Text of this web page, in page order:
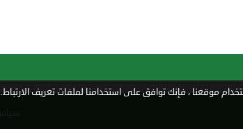
موقعنا ، فإنك توافق على استخدامنا لملفات تعريف الارتباط.